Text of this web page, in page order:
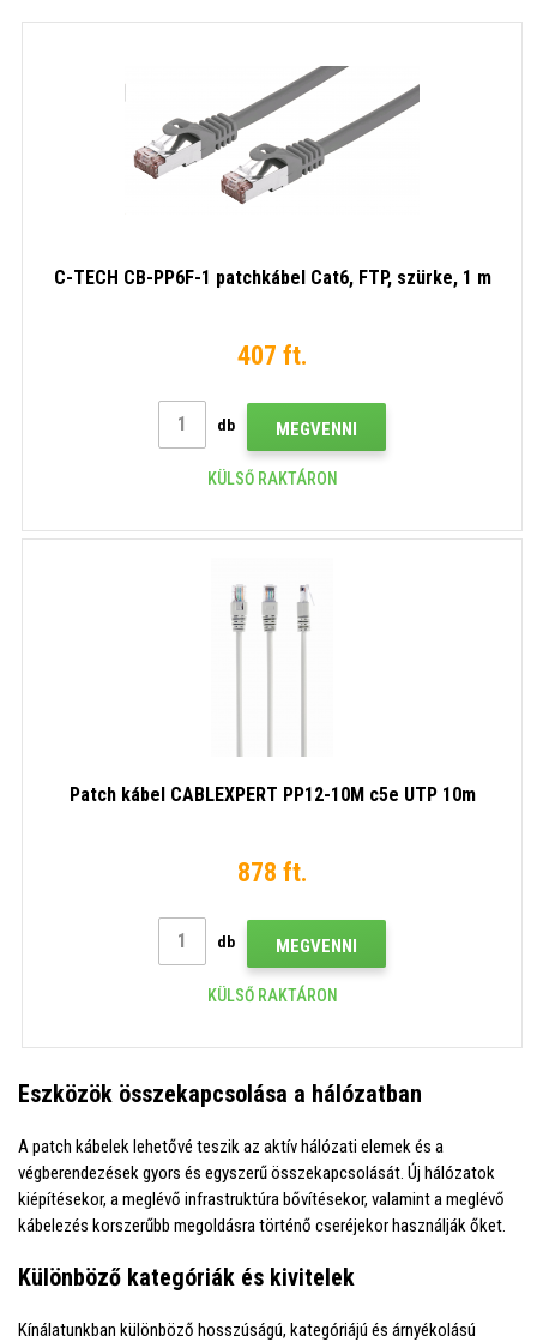
C-TECH CB-PP6F-1 patchkábel Cat6, FTP, szürke, 1 m
407 ft.
db MEGVENNI
KÜLSŐ RAKTÁRON
Patch kábel CABLEXPERT PP12-10M c5e UTP 10m
878 ft.
db MEGVENNI
KÜLSŐ RAKTÁRON
Eszközök összekapcsolása a hálózatban
A patch kábelek lehetővé teszik az aktív hálózati elemek és a
végberendezések gyors és egyszerű összekapcsolását. Új hálózatok
kiépítésekor, a meglévő infrastruktúra bővítésekor, valamint a meglévő
kábelezés korszerűbb megoldásra történő cseréjekor használják őket.
Különböző kategóriák és kivitelek
Kínálatunkban különböző hosszúságú, kategóriájú és árnyékolású